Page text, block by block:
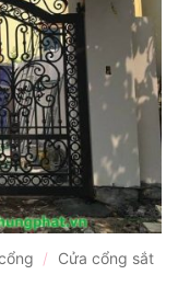
/
Cửa cổng sắt